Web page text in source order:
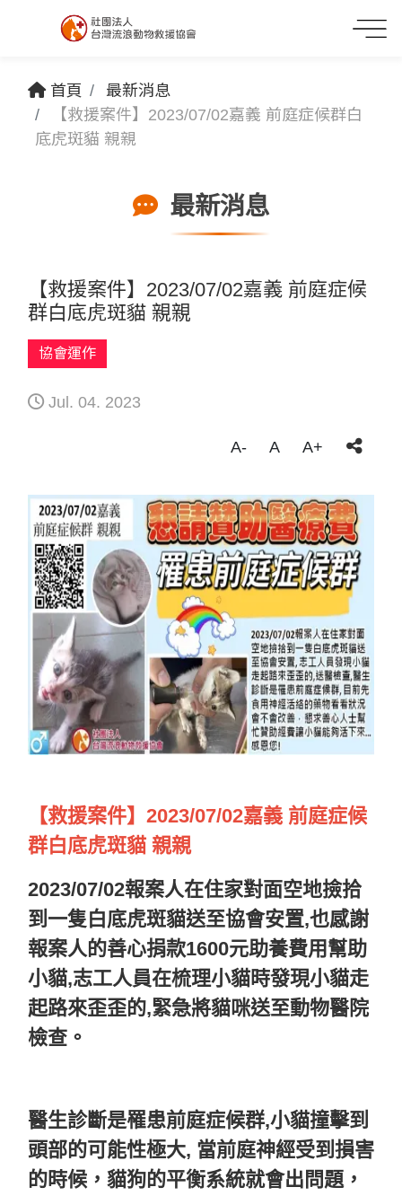
首頁
最新消息
【救援案件】2023/07/02嘉義 前庭症候群白
底虎斑貓 親親
最新消息
【救援案件】2023/07/02嘉義 前庭症候
群白底虎斑貓 親親
協會運作
Jul. 04. 2023
A- A A+
【救援案件】2023/07/02嘉義 前庭症候
群白底虎斑貓 親親
2023/07/02報案人在住家對面空地撿拾
到一隻白底虎斑貓送至協會安置,也感謝
報案人的善心捐款1600元助養費用幫助
小貓,志工人員在梳理小貓時發現小貓走
起路來歪歪的,緊急將貓咪送至動物醫院
檢查 。
醫生診斷是罹患前庭症候群,小貓撞擊到
頭部的可能性極大, 當前庭神經受到損害
的時候，貓狗的平衡系統就會出問題，